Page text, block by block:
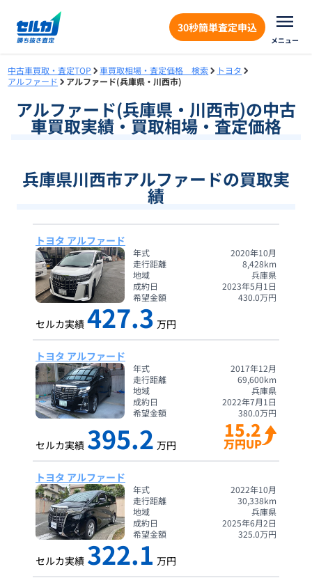
30秒簡単査定申込
メニュー
中古車買取・査定TOP 車買取相場・査定価格 検索
トヨタ
アルファード
アルファード(兵庫県・川西市)
アルファード(兵庫県 ・ 川西市)の中古
車買取実績・買取相場・査定価格
兵庫県川西市アルファードの買取実
績
トヨタ アルファード
年式
2020年10月
走行距離
8,428km
地域
兵庫県
成約日
2023年5月1日
希望金額
430.0万円
セルカ実績 427.3 万円
トヨタ アルファード
年式
2017年12月
走行距離
69,600km
地域
兵庫県
成約日
2022年7月1日
希望金額
380.0万円
セルカ実績 395.2 万円
15.2
万円UP
トヨタ アルファード
年式
2022年10月
走行距離
30,338km
地域
兵庫県
成約日
2025年6月2日
希望金額
325.0万円
セルカ実績 322.1 万円